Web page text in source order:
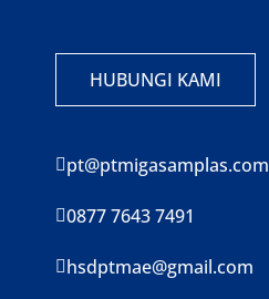
HUBUNGI KAMI
pt@ptmigasamplas.com
0877 7643 7491
hsdptmae@gmail.com